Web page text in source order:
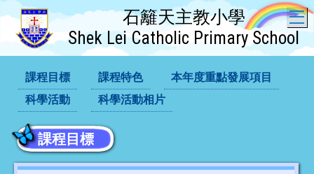
石籬天主教小學
Shek Lei Catholic Primary School
課程目標 課程特色
本年度重點發展項目
科學活動
科學活動相片
課程目標